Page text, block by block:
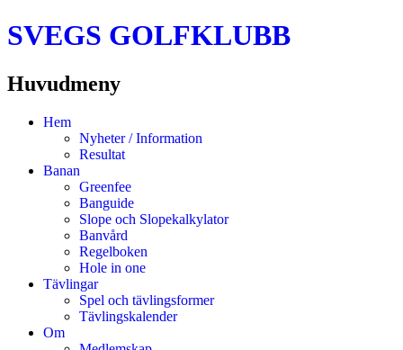
SVEGS GOLFKLUBB
Huvudmeny
HoppaHem
Nyheter / Information
Resultat
Banan
Greenfee
Banguide
Slope och Slopekalkylator
Banvård
Regelboken
Hole in one
Tävlingar
Spel och tävlingsformer
Tävlingskalender
Om